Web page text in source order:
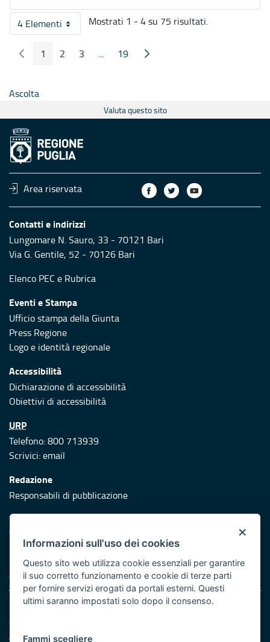
4 ElementiPer pagina
Mostrati 1 - 4 su 75 risultati.
Pagina Precedente
Pagina
1 Pagina
2 Pagina
3 ...
Pagine intermedie
Pagina
19 Pagina Seguente
Ascolta
Valuta questo sito
Area riservata
Contatti e indirizzi
Lungomare N. Sauro, 33 - 70121 Bari
Via G. Gentile, 52 - 70126 Bari
Elenco PEC e Rubrica
Eventi e Stampa
Ufficio stampa della Giunta
Press Regione
Logo e identità regionale
Accessibilità
Dichiarazione di accessibilità
Obiettivi di accessibilità
URP
Telefono: 800 713939
Scrivici:email
Redazione
Responsabili di pubblicazione
Protezione civile
Vai al sito di Protezione Civile Puglia
Iniziativa finanziata con risorse del POR Puglia 2014/2020 -
Asse XI
Note legali
Cookie e privacy
Atti di notifica
×
Informazioni sull'uso dei cookies
Questo sito web utilizza cookie essenziali per garantire
il suo corretto funzionamento e cookie di terze parti
per fornire servizi erogati da portali esterni. Questi
ultimi saranno impostati solo dopo il consenso.
Fammi scegliere